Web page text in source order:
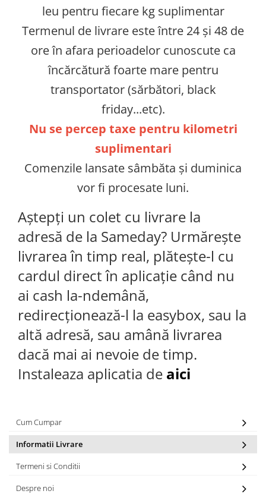
leu pentru fiecare kg suplimentar
Termenul de livrare este între 24 și 48 de
ore în afara perioadelor cunoscute ca
încărcătură foarte mare pentru
transportator (sărbători, black
friday...etc).
Nu se percep taxe pentru kilometri
suplimentari
Comenzile lansate sâmbăta și duminica
vor fi procesate luni.
Aștepți un colet cu livrare la
adresă de la Sameday? Urmărește
livrarea în timp real, plătește-l cu
cardul direct în aplicație când nu
ai cash la-ndemână,
redirecționează-l la easybox, sau la
altă adresă, sau amână livrarea
dacă mai ai nevoie de timp.
Instaleaza aplicatia de aici
Cum Cumpar
Informatii Livrare
Termeni si Conditii
Despre noi